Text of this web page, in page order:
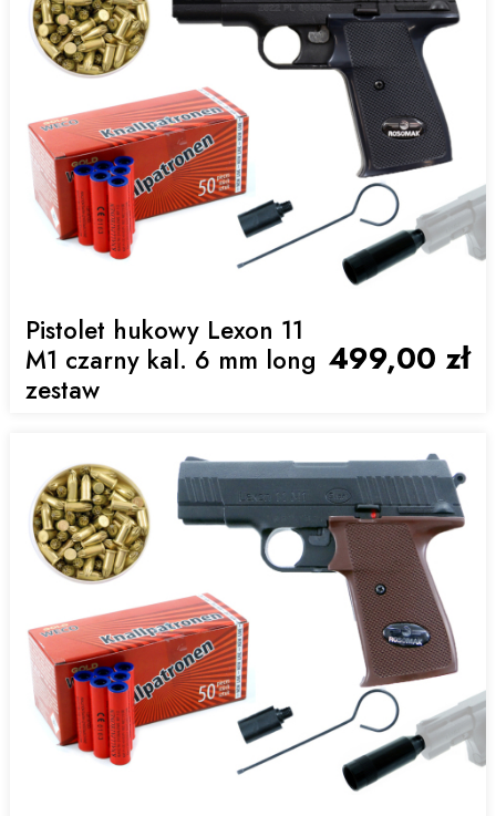
Pistolet hukowy Lexon 11
M1 czarny kal. 6 mm long
zestaw
499,00 zł